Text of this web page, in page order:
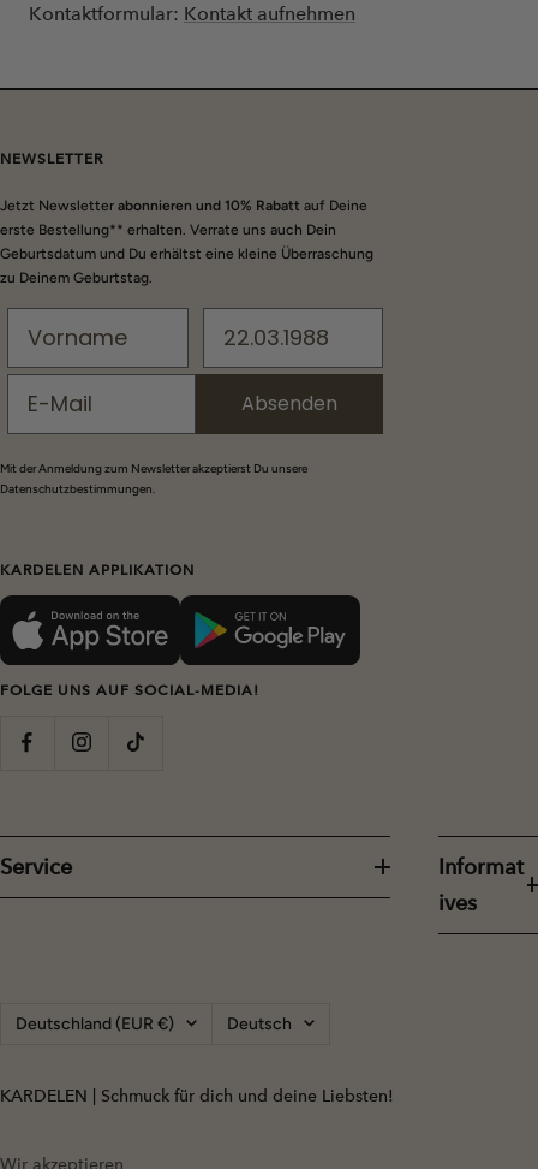
Kontaktformular: Kontakt aufnehmen
NEWSLETTER
Jetzt Newsletter abonnieren und 10% Rabatt auf Deine
erste Bestellung** erhalten. Verrate uns auch Dein
Geburtsdatum und Du erhältst eine kleine Überraschung
zu Deinem Geburtstag.
Absenden
Mit der Anmeldung zum Newsletter akzeptierst Du unsere
Datenschutzbestimmungen.
KARDELEN APPLIKATION
FOLGE UNS AUF SOCIAL-MEDIA!
Service
Informat
ives
Land/Region
Deutschland (EUR €) Sprache
Deutsch
KARDELEN | Schmuck für dich und deine Liebsten!
Wir akzeptieren